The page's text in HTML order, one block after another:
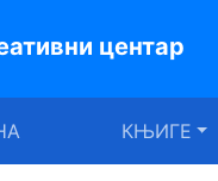
центар
КЊИГЕ